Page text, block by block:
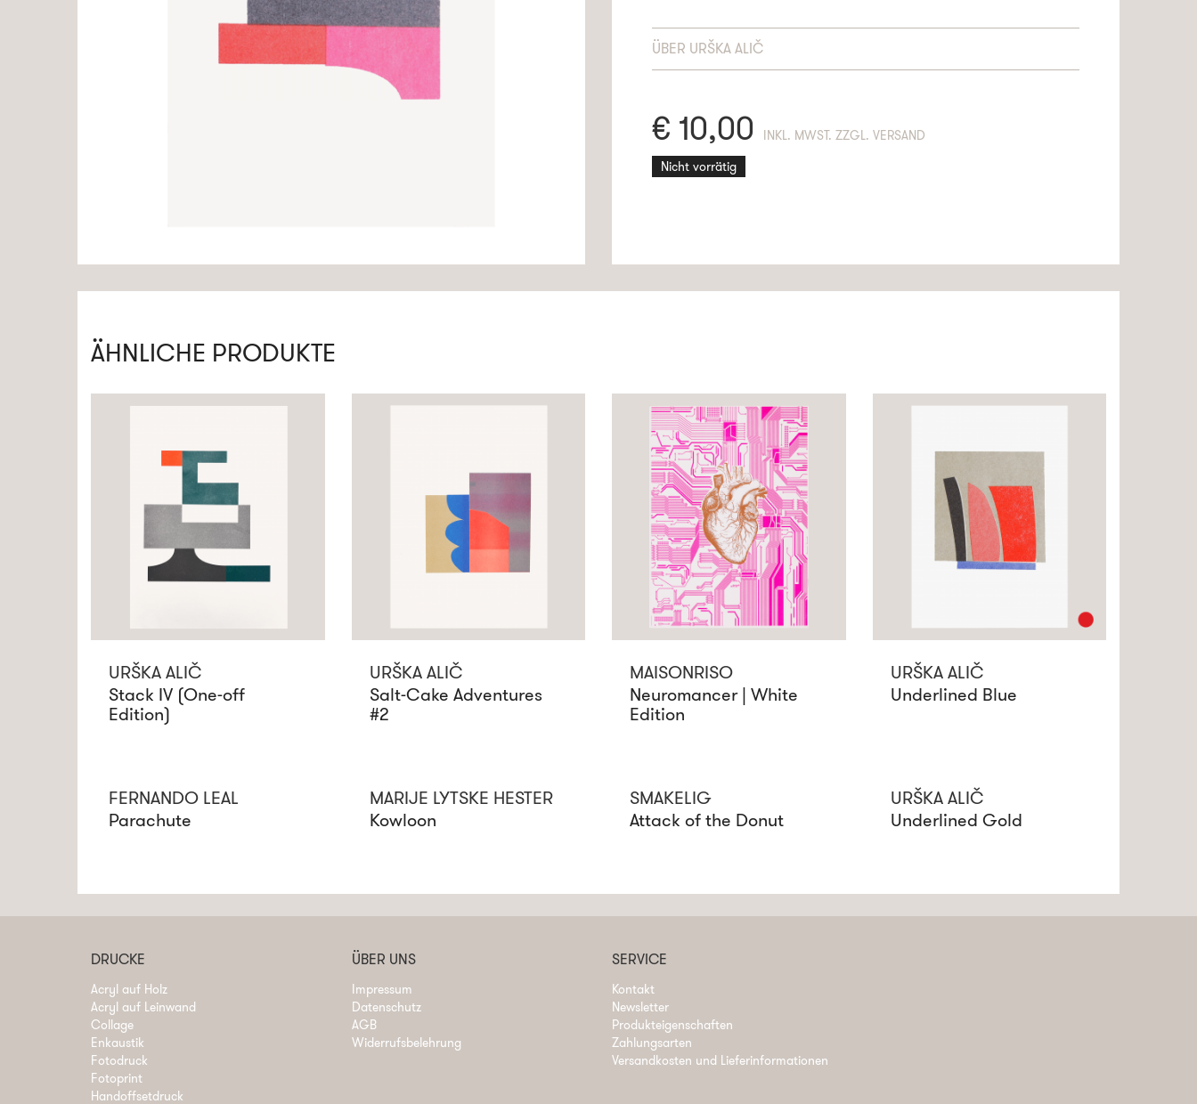
ÜBER URŠKA ALIČ
€ 10,00
Nicht vorrätig
ÄHNLICHE PRODUKTE
URŠKA ALIČ
Stack IV (One-off
Edition)
URŠKA ALIČ
Salt-Cake Adventures
#2
MAISONRISO
Neuromancer | White
Edition
URŠKA ALIČ
Underlined Blue
FERNANDO LEAL
Parachute
MARIJE LYTSKE HESTER
Kowloon
SMAKELIG
Attack of the Donut
URŠKA ALIČ
Underlined Gold
DRUCKE
Acryl auf Holz
Acryl auf Leinwand
Collage
Enkaustik
Fotodruck
Fotoprint
Handoffsetdruck
ÜBER UNS
Impressum
Datenschutz
AGB
Widerrufsbelehrung
SERVICE
Kontakt
Newsletter
Produkteigenschaften
Zahlungsarten
Versandkosten und Lieferinformationen